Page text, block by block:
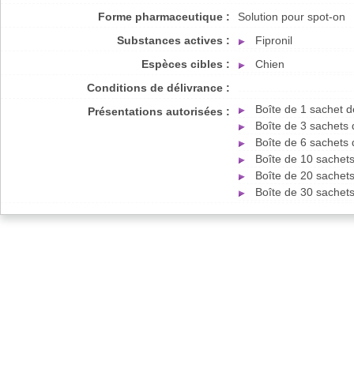
Forme pharmaceutique :
Solution pour spot-on
Substances actives :
Fipronil
Espèces cibles :
Chien
Conditions de délivrance :
Présentations autorisées :
Boîte de 1 sachet
Boîte de 3 sachets
Boîte de 6 sachets
Boîte de 10
Boîte de 20
Boîte de 30